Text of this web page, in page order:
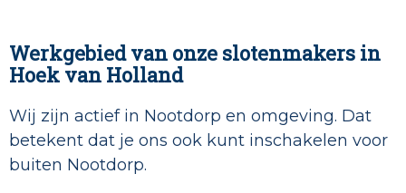
Werkgebied van onze slotenmakers in
Hoek van Holland
Wij zijn actief in Nootdorp en omgeving. Dat
betekent dat je ons ook kunt inschakelen voor
buiten Nootdorp.